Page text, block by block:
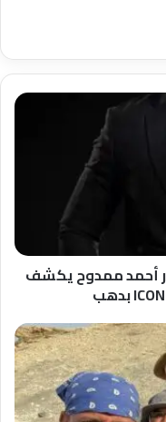
أحمد ممدوح يكشف